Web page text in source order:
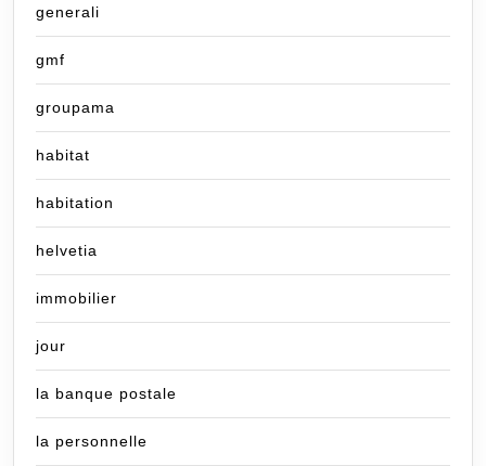
generali
gmf
groupama
habitat
habitation
helvetia
immobilier
jour
la banque postale
la personnelle